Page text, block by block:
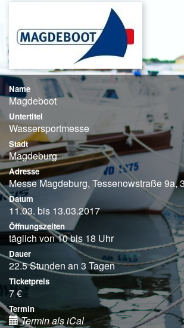
Name
Magdeboot
Untertitel
Wassersportmesse
Stadt
Magdeburg
Adresse
Messe Magdeburg, Tessenowstraße 9a,
Datum
11.03. bis 13.03.2017
Öffnungszeiten
täglich von 10 bis 18 Uhr
Dauer
22.5 Stunden an 3 Tagen
Ticketpreis
7 €
Termin
Termin als iCal